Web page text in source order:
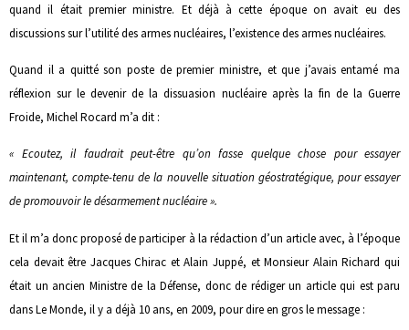
quand il était premier ministre. Et déjà à cette époque on avait eu des
discussions sur l’utilité des armes nucléaires, l’existence des armes nucléaires.
Quand il a quitté son poste de premier ministre, et que j’avais entamé ma
réflexion sur le devenir de la dissuasion nucléaire après la fin de la Guerre
Froide, Michel Rocard m’a dit :
« Ecoutez, il faudrait peut-être qu’on fasse quelque chose pour essayer
maintenant, compte-tenu de la nouvelle situation géostratégique, pour essayer
de promouvoir le désarmement nucléaire ».
Et il m’a donc proposé de participer à la rédaction d’un article avec, à l’époque
cela devait être Jacques Chirac et Alain Juppé, et Monsieur Alain Richard qui
était un ancien Ministre de la Défense, donc de rédiger un article qui est paru
dans Le Monde, il y a déjà 10 ans, en 2009, pour dire en gros le message :